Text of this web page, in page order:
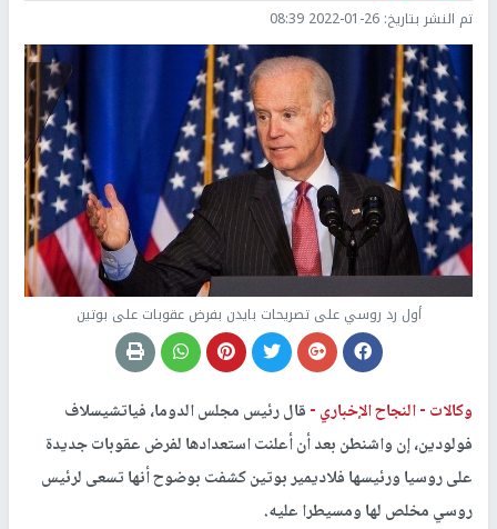
تم النشر بتاريخ: 2022-01-26 08:39
أول رد روسي على تصريحات بايدن بفرض عقوبات على بوتين
وكالات -النجاح الإخباري -قال رئيس مجلس الدوما، فياتشيسلاف
فولودين، إن واشنطن بعد أن أعلنت استعدادها لفرض عقوبات جديدة
على روسيا ورئيسها فلاديمير بوتين كشفت بوضوح أنها تسعى لرئيس
روسي مخلص لها ومسيطرا عليه.